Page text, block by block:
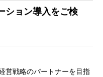
ション導入をご検
営戦略のパートナーを目指